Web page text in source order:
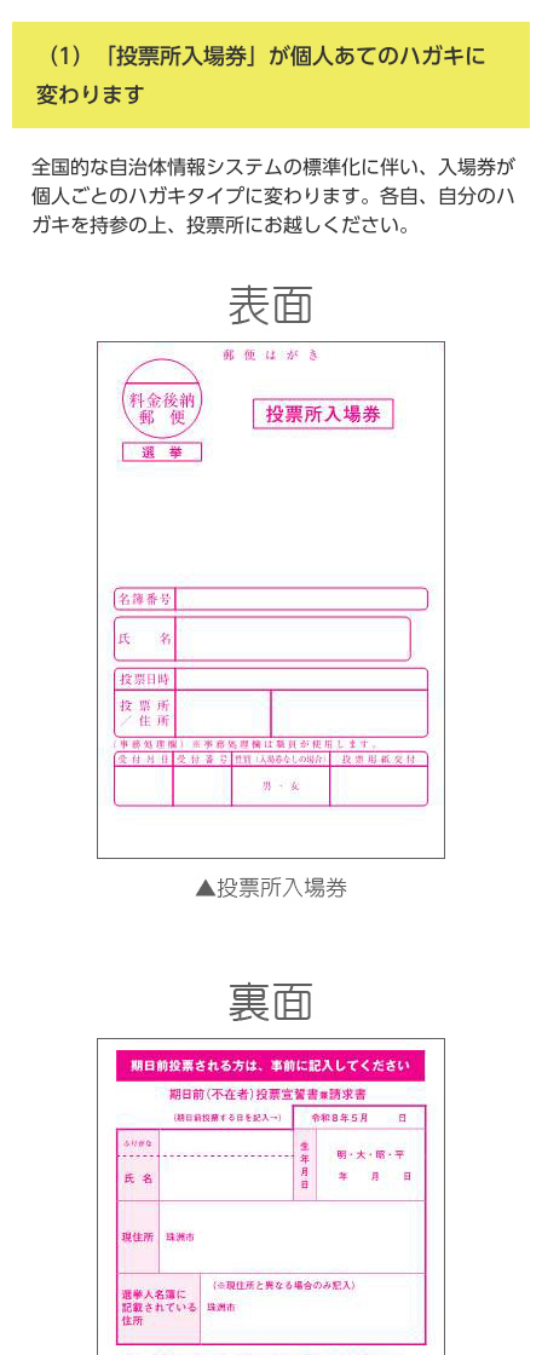
（1）「投票所入場券」が個人あてのハガキに
変わります
全国的な自治体情報システムの標準化に伴い、入場券が
個人ごとのハガキタイプに変わります。各自、自分のハ
ガキを持参の上、投票所にお越しください。